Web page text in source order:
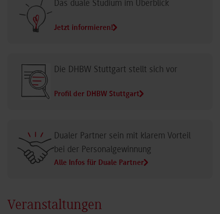
Das duale Studium im Überblick
Jetzt informieren!
Die DHBW Stuttgart stellt sich vor
Profil der DHBW Stuttgart
Dualer Partner sein mit klarem Vorteil
bei der Personalgewinnung
Alle Infos für Duale Partner
Veranstaltungen